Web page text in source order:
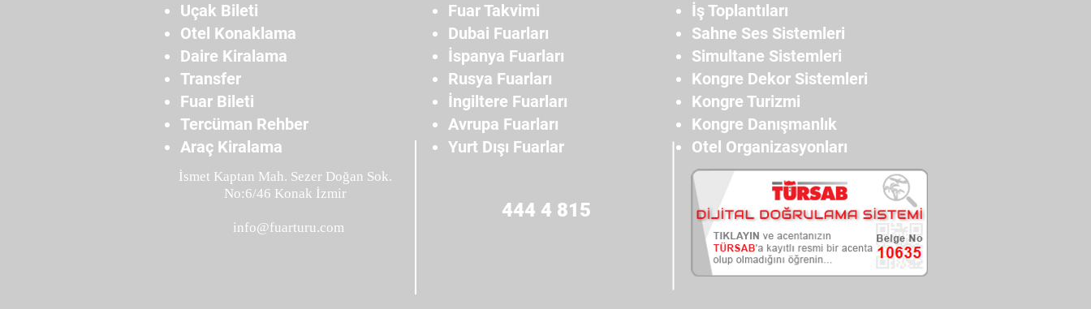
Uçak Bileti
Otel Konaklama
Daire Kiralama
Transfer
Fuar Bileti
Tercüman Rehber
Araç Kiralama
Fuar Takvimi
Dubai Fuarları
İspanya Fuarları
Rusya Fuarları
İngiltere Fuarları
Avrupa Fuarları
Yurt Dışı Fuarlar
İş Toplantıları
Sahne Ses Sistemleri
Simultane Sistemleri
Kongre Dekor Sistemleri
Kongre Turizmi
Kongre Danışmanlık
Otel Organizasyonları
İsmet Kaptan Mah. Sezer Doğan Sok.
No:6/46 Konak İzmir
info@fuarturu.com
444 4 815